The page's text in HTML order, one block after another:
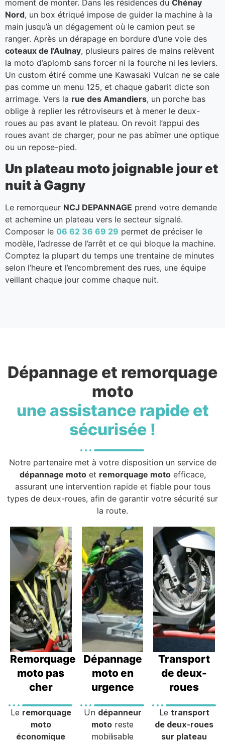
moment de monter. Dans les résidences du Chénay
Nord, un box étriqué impose de guider la machine à la
main jusqu’à un dégagement où le camion peut se
ranger. Après un dérapage en bordure d’une voie des
coteaux de l’Aulnay, plusieurs paires de mains relèvent
la moto d’aplomb sans forcer ni la fourche ni les leviers.
Un custom étiré comme une Kawasaki Vulcan ne se cale
pas comme un menu 125, et chaque gabarit dicte son
arrimage. Vers la rue des Amandiers, un porche bas
oblige à replier les rétroviseurs et à mener le deux-
roues au pas avant le plateau. On revoit l’appui des
roues avant de charger, pour ne pas abîmer une optique
ou un repose-pied.
Un plateau moto joignable jour et
nuit à Gagny
Le remorqueur NCJ DEPANNAGE prend votre demande
et achemine un plateau vers le secteur signalé.
Composer le 06 62 36 69 29 permet de préciser le
modèle, l’adresse de l’arrêt et ce qui bloque la machine.
Comptez la plupart du temps une trentaine de minutes
selon l’heure et l’encombrement des rues, une équipe
veillant chaque jour comme chaque nuit.
Dépannage et remorquage
moto
une assistance rapide et
sécurisée !
Notre partenaire met à votre disposition un service de
dépannage motoet remorquage motoefficace,
assurant une intervention rapide et fiable pour tous
types de deux-roues, afin de garantir votre sécurité sur
la route.
Remorquage
moto pas
cher
Le remorquage
moto
économique
Dépannage
moto en
urgence
Un dépanneur
moto reste
mobilisable
Transport
de deux-
roues
Le transport
de deux-roues
sur plateau